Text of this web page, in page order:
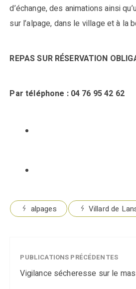
d’échange, des animations ainsi
sur l’alpage, dans le village et à la
REPAS SUR RÉSERVATION
Par téléphone : 04 76 95 42 62
alpages Villard de
PUBLICATIONS PRÉCÉDENTES
Vigilance sécheresse sur le